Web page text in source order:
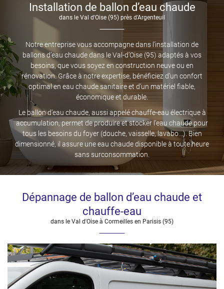
CHALEUR AIR/EAU
SANITAIRE
ACTUALITÉS
CONTACT
Inscription
Installation de ballon d’eau chaude
dans le Val d'Oise (95) près d'Argenteuil
Notre entreprise vous accompagne dans l’installation de
ballons d’eau chaude dans le Val-d’Oise (95) adaptés à vos
besoins, que vous soyez en construction neuve ou en
rénovation. Grâce à notre expertise, bénéficiez d’un confort
optimal en eau chaude sanitaire et d’un matériel fiable,
économique et durable.
Le ballon d’eau chaude, aussi appelé chauffe-eau électrique à
accumulation, permet de produire et stocker l’eau chaude pour
tous les besoins du foyer (douche, vaisselle, lavabo...). Bien
dimensionné, il assure une eau chaude disponible à toute heure
sans surconsommation.
Dépannage de ballon d’eau chaude et
chauffe-eau
dans le Val d'Oise à Cormeilles en Parisis (95)